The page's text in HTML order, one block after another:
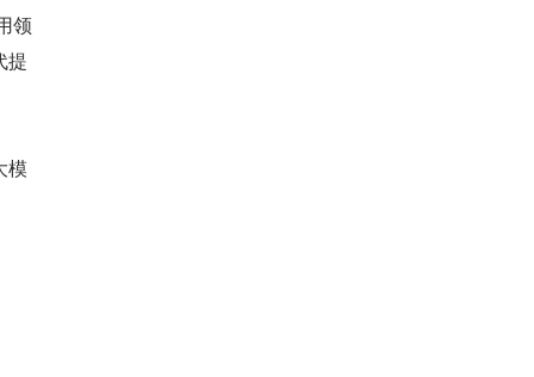
领
提
模